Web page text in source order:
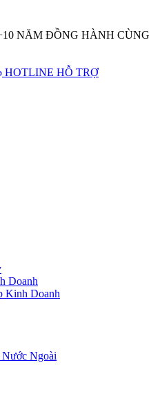
NĂM ĐỒNG HÀNH CÙNG
HOTLINE HỖ TRỢ
Doanh
Kinh Doanh
Ngoài